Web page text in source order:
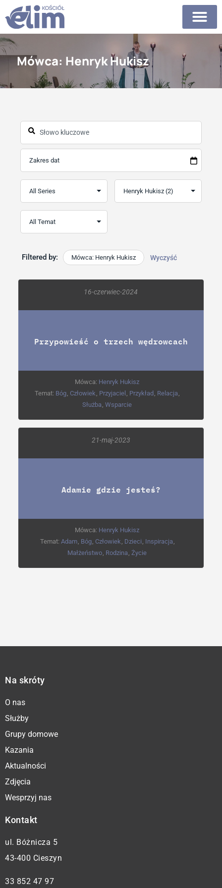
Mówca: Henryk Hukisz
Filtered by: Mówca: Henryk Hukisz Wyczyść
16-czerwiec-2024
Przypowieść o trzech wędrowcach
Mówca: Henryk Hukisz
Temat: Bóg Człowiek Przyjaciel Przykład Relacja
Służba ,Wsparcie
21-maj-2023
Adamie gdzie jesteś?
Mówca: Henryk Hukisz
Temat: Adam, Bóg, Człowiek , Dzieci , Inspiracja,
Małżeństwo, Rodzina,Życie
Na skróty
O nas
Służby
Grupy domowe
Kazania
Aktualności
Zdjęcia
Wesprzyj nas
Kontakt
ul. Bóżnicza 5
43-400 Cieszyn
33 852 47 97